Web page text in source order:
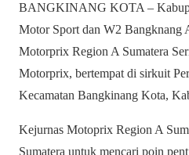
BANGKINANG KOTA –
Motor Sport dan W2 Bangknang
Motorprix Region A Sumatera
Motorprix, bertempat di sirkuit
Kecamatan Bangkinang Kota,
Kejurnas Motoprix Region A
Sumatera untuk mencari poin